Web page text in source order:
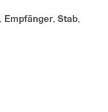
Empfänger Stab